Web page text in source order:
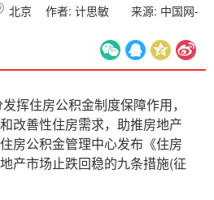
北京 作者: 计思敏
来源: 中国网-
住房公积金制度保障作用，
改善性住房需求，助推房地产
房公积金管理中心发布《住房
产市场止跌回稳的九条措施(征